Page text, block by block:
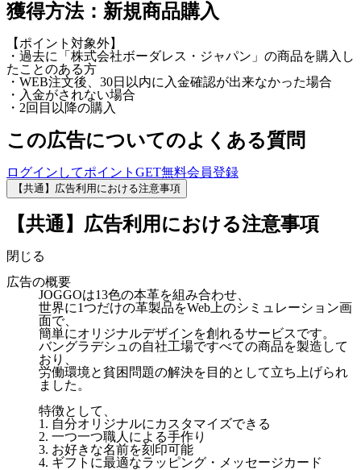
獲得方法：新規商品購入
【ポイント対象外】
・過去に「株式会社ボーダレス・ジャパン」の商品を購入し
たことのある方
・WEB注文後、30日以内に入金確認が出来なかった場合
・入金がされない場合
・2回目以降の購入
この広告についてのよくある質問
ログインしてポイントGET無料会員登録
【共通】広告利用における注意事項
【共通】広告利用における注意事項
閉じる
広告の概要
JOGGOは13色の本革を組み合わせ、
世界に1つだけの革製品をWeb上のシミュレーション画
面で、
簡単にオリジナルデザインを創れるサービスです。
バングラデシュの自社工場ですべての商品を製造して
おり、
労働環境と貧困問題の解決を目的として立ち上げられ
ました。
特徴として、
1. 自分オリジナルにカスタマイズできる
2. 一つ一つ職人による手作り
3. お好きな名前を刻印可能
4. ギフトに最適なラッピング・メッセージカード